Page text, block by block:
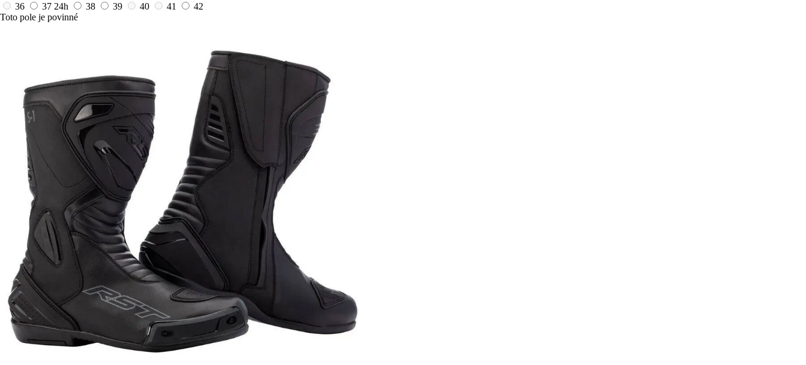
36
37 24h 38 39 40 41
42
Toto pole je povinné